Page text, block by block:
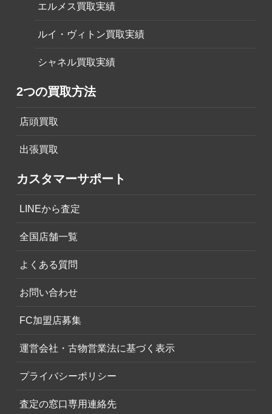
エルメス買取実績
ルイ・ヴィトン買取実績
シャネル買取実績
2つの買取方法
店頭買取
出張買取
カスタマーサポート
LINEから査定
全国店舗一覧
よくある質問
お問い合わせ
FC加盟店募集
運営会社・古物営業法に基づく表示
プライバシーポリシー
査定の窓口専用連絡先